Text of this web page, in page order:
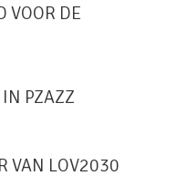
VOOR DE
PZAZZ
VAN LOV2030